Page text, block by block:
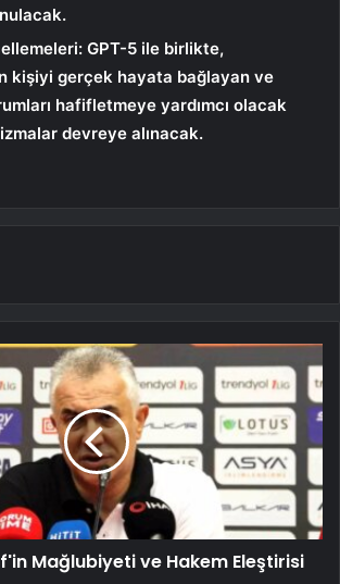
GPT-5 ile birlikte,
kişiyi gerçek hayata bağlayan ve
hafifletmeye yardımcı olacak
devreye alınacak.
Mağlubiyeti ve Hakem Eleştirisi